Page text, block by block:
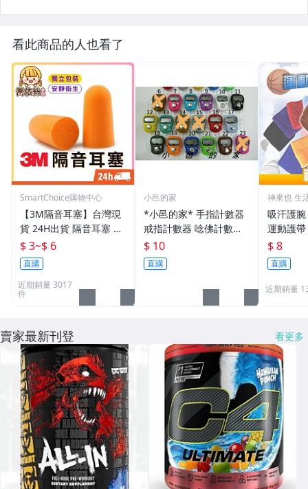
看此商品的人也看了
SmartChoice購物中心
【3M隔音耳塞】台灣現
貨 24H出貨 隔音耳塞 耳
塞 3M 防噪音 睡眠 游泳
降噪 靜音 入耳式耳塞
【A0165】
$ 3~$ 6
直購
近期銷量 3017
件
小邑的家
*小邑的家* 手指計數器
戒指計數器 唸佛計數器
念佛計數器
$ 10
直購
神來也 生
吸汗護
運動護
護手腕
小禮物
$ 8
直購
近期銷量
賣家最新刊登 看更多